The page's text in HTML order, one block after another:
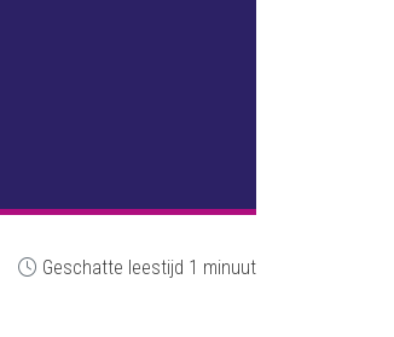
Geschatte leestijd 1 minuut